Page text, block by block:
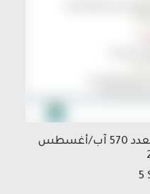
مجلة المستقبل العربي العدد 570 آب/أغسطس
5نطاق